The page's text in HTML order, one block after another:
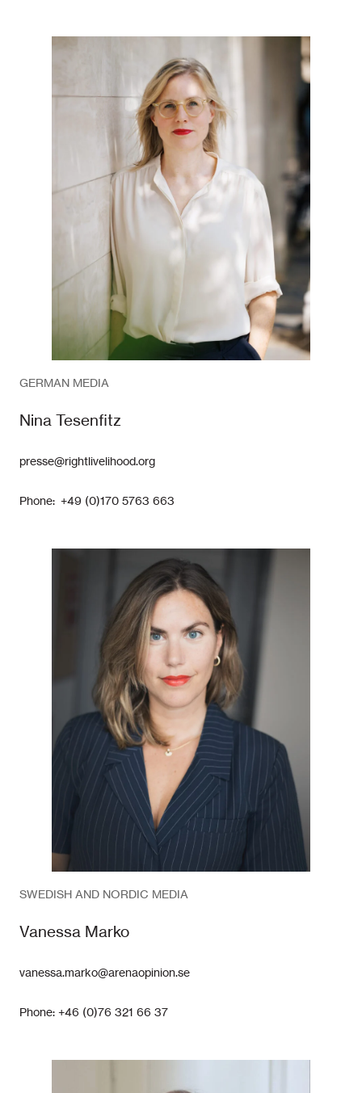
GERMAN MEDIA
Nina Tesenfitz
presse@rightlivelihood.org
Phone: +49 (0)170 5763 663
SWEDISH AND NORDIC MEDIA
Vanessa Marko
vanessa.marko@arenaopinion.se
Phone: +46 (0)76 321 66 37